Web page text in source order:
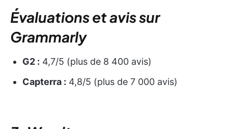
Évaluations et avis sur
Grammarly
G2 : 4,7/5 (plus de 8 400 avis)
Capterra : 4,8/5 (plus de 7 000 avis)